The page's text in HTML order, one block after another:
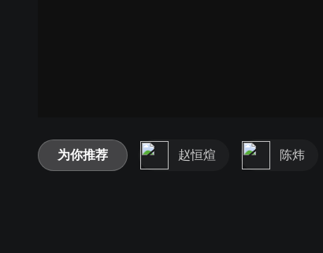
为你推荐 赵恒煊 陈炜